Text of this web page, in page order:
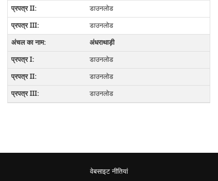
डाउनलोड
डाउनलोड
अंधराथाड़ी
डाउनलोड
डाउनलोड
डाउनलोड
वेबसाइट नीतियां